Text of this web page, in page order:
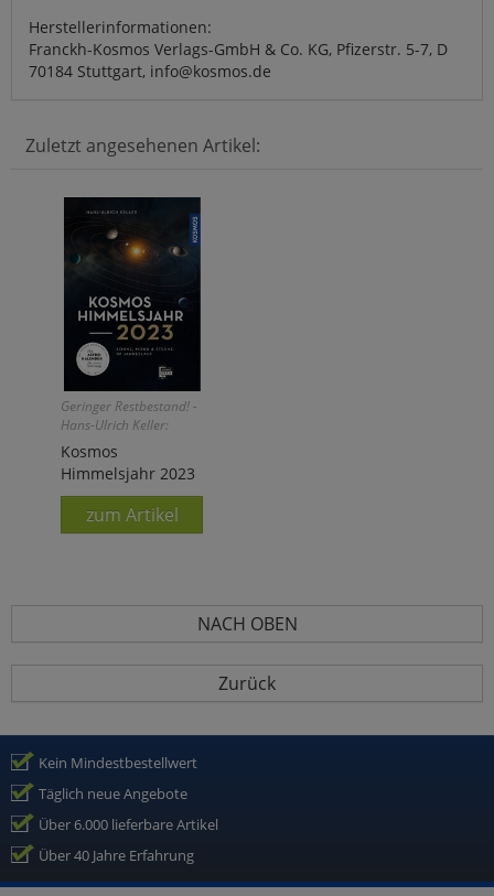
Herstellerinformationen:
Franckh-Kosmos Verlags-GmbH & Co. KG, Pfizerstr. 5-7, D
70184 Stuttgart, info@kosmos.de
Zuletzt angesehenen Artikel:
Geringer Restbestand! -
Hans-Ulrich Keller:
Kosmos
Himmelsjahr 2023
zum Artikel
NACH OBEN
Zurück
Kein Mindestbestellwert
Täglich neue Angebote
Über 6.000 lieferbare Artikel
Über 40 Jahre Erfahrung